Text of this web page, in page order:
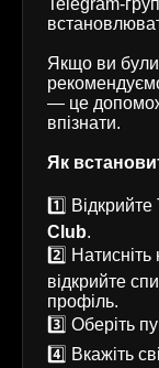
Telegram-
Якщо ви були
— це
впізнати.
Як
1️⃣
Club.
2️⃣
відкрийте
профіль.
3️⃣ Оберіть
4️⃣ Вкажіть